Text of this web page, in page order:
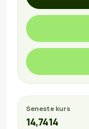
Seneste kurs
14,7414